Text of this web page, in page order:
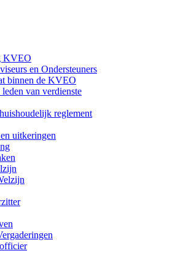
KVEO
en Ondersteuners
binnen de KVEO
van verdienste
reglement
uitkeringen